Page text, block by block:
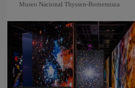
Museo Nacional Thyssen-Bornemisza